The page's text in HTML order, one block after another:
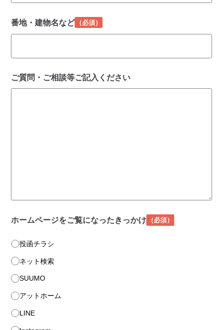
番地・建物名など （必須）
ご質問・ご相談等ご記入ください
ホームページをご覧になったきっかけ （必須）
投函チラシ
ネット検索
SUUMO
アットホーム
LINE